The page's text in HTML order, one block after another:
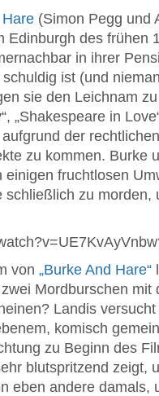
(Simon Pegg und
Edinburgh des frühen
in ihrer
ist (und
sie den Leichnam
„Shakespeare in
der
zu kommen. Burke
einigen fruchtlosen
zu morden,
von „Burke And Hare“
Mordburschen mit
Landis
komisch
zu Beginn des
blutspritzend zeigt,
eben andere damals,